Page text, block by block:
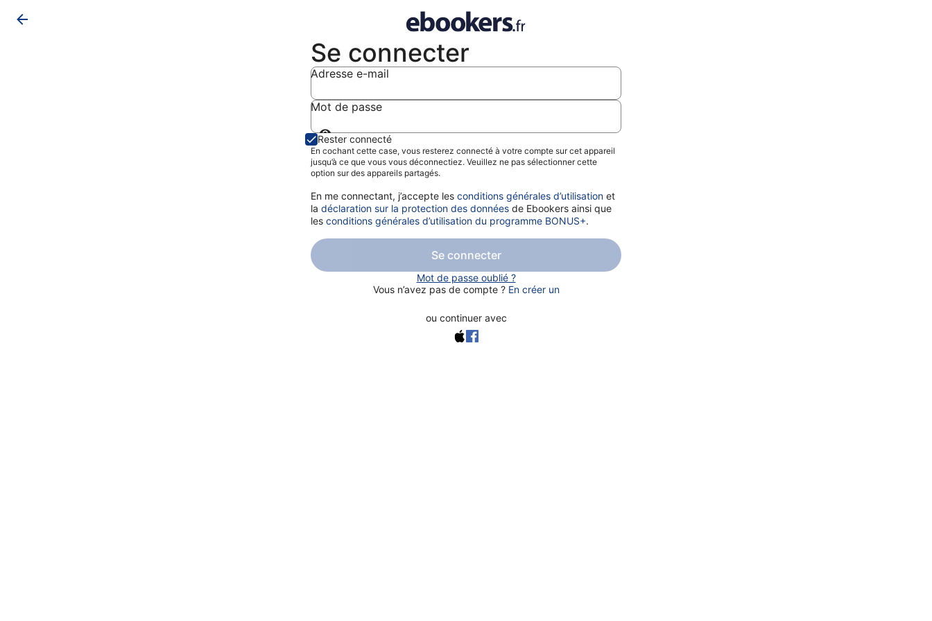
Se connecter
Adresse e-mail
Mot de passe
Afficher
le
mot
de
Rester connecté
En cochant cette case, vous resterez connecté à votre compte sur cet appareil
jusqu’à ce que vous vous déconnectiez. Veuillez ne pas sélectionner cette
option sur des appareils partagés.
En me connectant, j’accepte les conditions générales d’utilisation et
la déclaration sur la protection des données de Ebookers ainsi que
les conditions générales d’utilisation du programme BONUS+.
Se connecter
Mot de passe oublié ?
Vous n’avez pas de compte ? En créer un
ou continuer avec